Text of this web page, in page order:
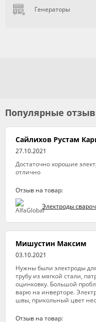
Генераторы
Популярные
Сайлихов Рустам
27.10.2021
Достаточно хорошие
отлично
Отзыв на товар:
Электроды
Мишустин Максим
03.10.2021
Нужны были электроды
трубу из мягкой стали,
оцинковку. Большой
варю на инверторе.
швы, прикольный цвет
Отзыв на товар: